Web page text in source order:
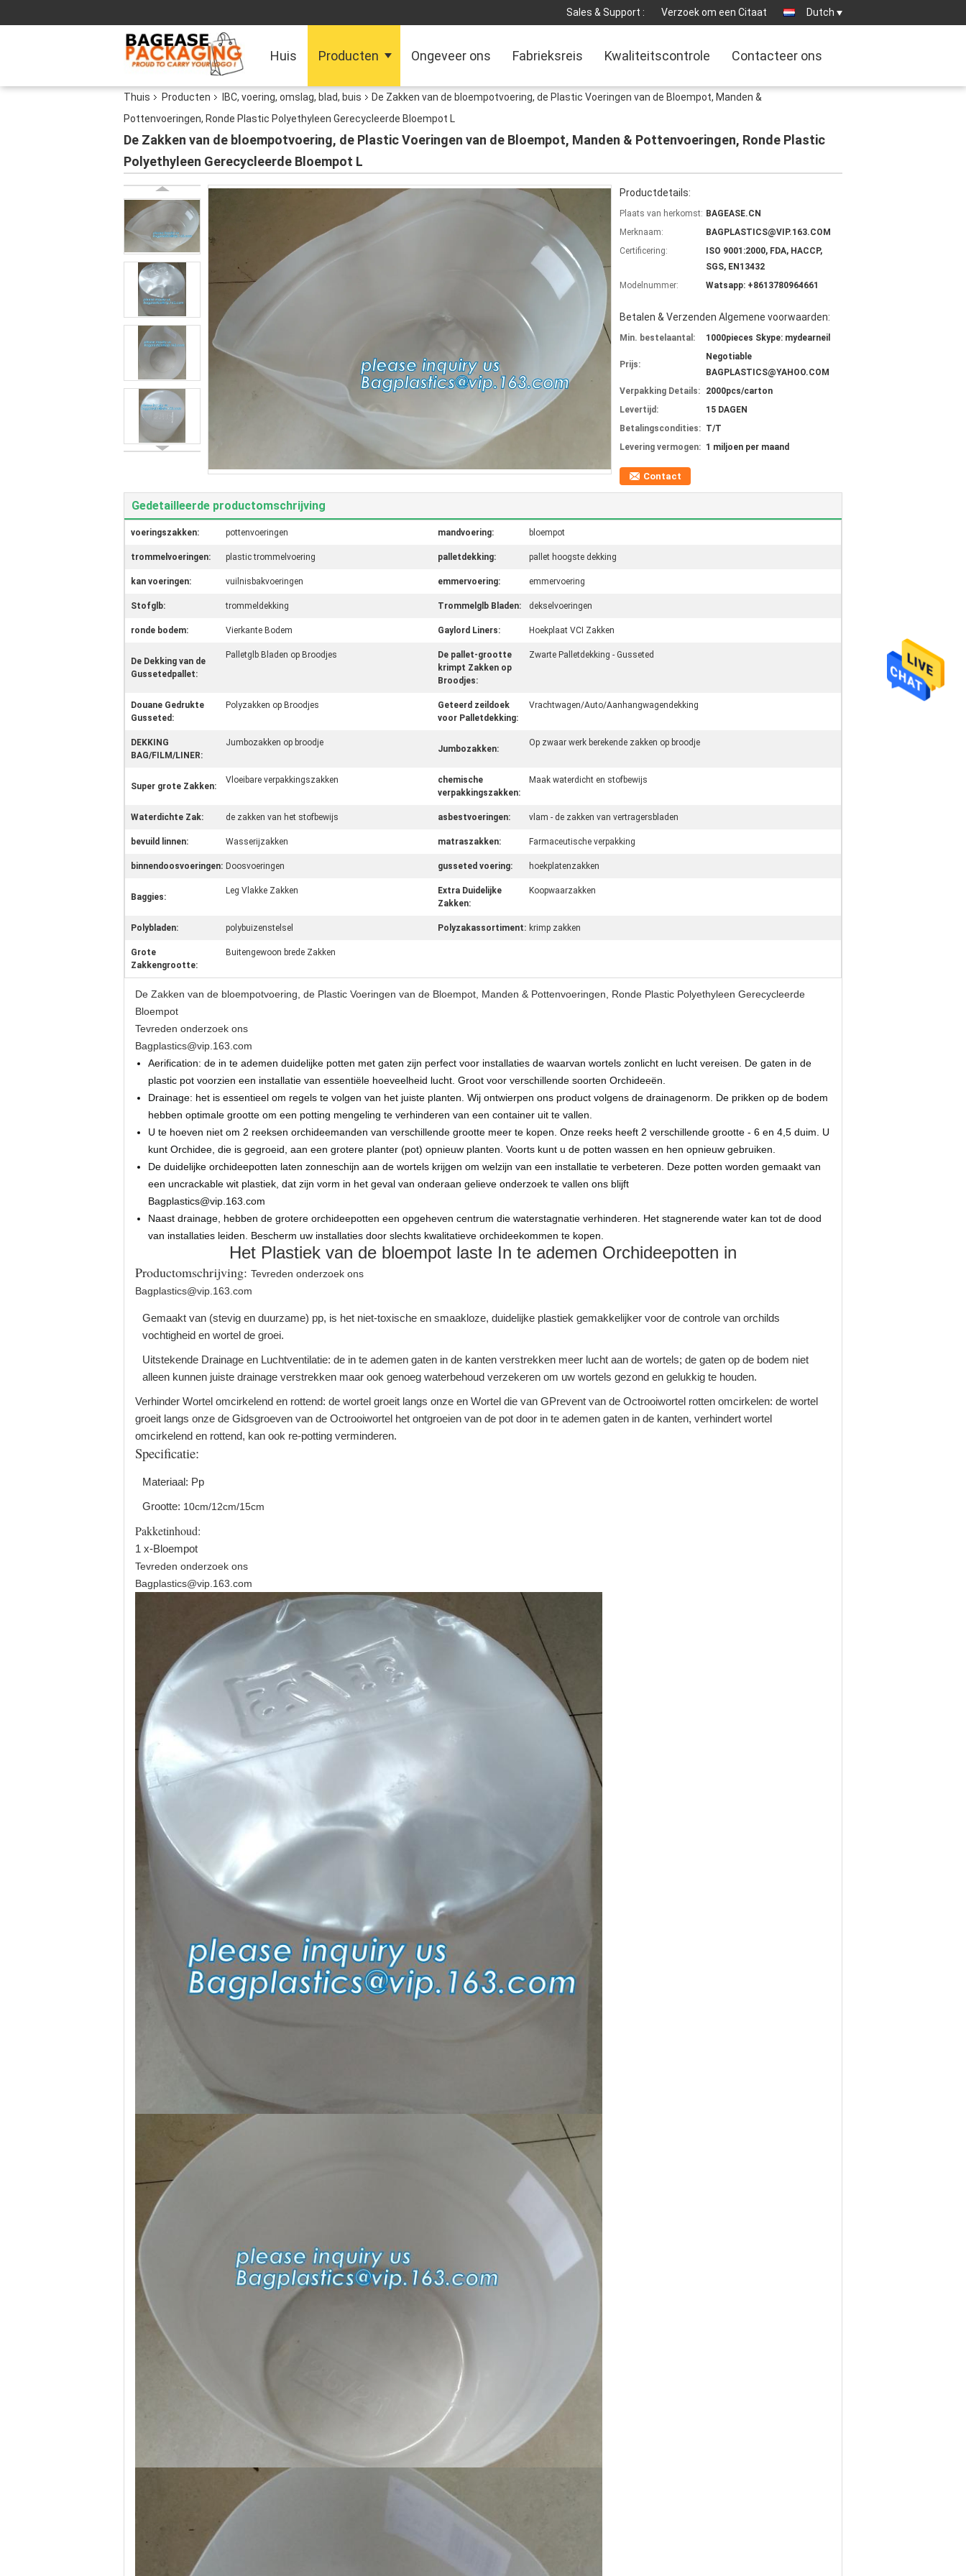
Sales & Support : Verzoek om een Citaat Dutch
Huis Producten Ongeveer ons Fabrieksreis Kwaliteitscontrole Contacteer ons
Thuis Producten IBC, voering, omslag, blad, buis
De Zakken van de bloempotvoering, de Plastic Voeringen van de Bloempot, Manden &
Pottenvoeringen, Ronde Plastic Polyethyleen Gerecycleerde Bloempot L
De Zakken van de bloempotvoering, de Plastic Voeringen van de Bloempot, Manden & Pottenvoeringen, Ronde Plastic
Polyethyleen Gerecycleerde Bloempot L
Productdetails:
Plaats van herkomst: BAGEASE.CN
Merknaam:
BAGPLASTICS@VIP.163.COM
Certificering:
ISO 9001:2000, FDA, HACCP,
SGS, EN13432
Modelnummer:
Watsapp: +8613780964661
Betalen & Verzenden Algemene voorwaarden:
Min. bestelaantal: 1000pieces Skype: mydearneil
Prijs:
Negotiable
BAGPLASTICS@YAHOO.COM
Verpakking Details:
2000pcs/carton
Levertijd:
15 DAGEN
Betalingscondities: T/T
Levering vermogen: 1 miljoen per maand
Contact
Gedetailleerde productomschrijving
voeringszakken: pottenvoeringen mandvoering: bloempot
trommelvoeringen: plastic trommelvoering palletdekking: pallet hoogste dekking
kan voeringen: vuilnisbakvoeringen emmervoering: emmervoering
Stofglb: trommeldekking Trommelglb Bladen: dekselvoeringen
ronde bodem: Vierkante Bodem Gaylord Liners: Hoekplaat VCI Zakken
De Dekking van de
Gussetedpallet:
Palletglb Bladen op Broodjes
De pallet-grootte
krimpt Zakken op
Broodjes:
Zwarte Palletdekking - Gusseted
Douane Gedrukte
Gusseted:
Polyzakken op Broodjes
Geteerd zeildoek
voor Palletdekking:
Vrachtwagen/Auto/Aanhangwagendekking
DEKKING
BAG/FILM/LINER:
Jumbozakken op broodje
Jumbozakken:
Op zwaar werk berekende zakken op broodje
Super grote Zakken:
Vloeibare verpakkingszakken
chemische
verpakkingszakken:
Maak waterdicht en stofbewijs
Waterdichte Zak: de zakken van het stofbewijs asbestvoeringen: vlam - de zakken van vertragersbladen
bevuild linnen: Wasserijzakken matraszakken: Farmaceutische verpakking
binnendoosvoeringen: Doosvoeringen gusseted voering: hoekplatenzakken
Baggies:
Leg Vlakke Zakken
Extra Duidelijke
Zakken:
Koopwaarzakken
Polybladen: polybuizenstelsel Polyzakassortiment: krimp zakken
Grote
Zakkengrootte:
Buitengewoon brede Zakken
De Zakken van de bloempotvoering, de Plastic Voeringen van de Bloempot, Manden & Pottenvoeringen, Ronde Plastic Polyethyleen Gerecycleerde
Bloempot
Tevreden onderzoek ons
Bagplastics@vip.163.com
Aerification: de in te ademen duidelijke potten met gaten zijn perfect voor installaties de waarvan wortels zonlicht en lucht vereisen. De gaten in de
plastic pot voorzien een installatie van essentiële hoeveelheid lucht. Groot voor verschillende soorten Orchideeën.
Drainage: het is essentieel om regels te volgen van het juiste planten. Wij ontwierpen ons product volgens de drainagenorm. De prikken op de bodem
hebben optimale grootte om een potting mengeling te verhinderen van een container uit te vallen.
U te hoeven niet om 2 reeksen orchideemanden van verschillende grootte meer te kopen. Onze reeks heeft 2 verschillende grootte - 6 en 4,5 duim. U
kunt Orchidee, die is gegroeid, aan een grotere planter (pot) opnieuw planten. Voorts kunt u de potten wassen en hen opnieuw gebruiken.
De duidelijke orchideepotten laten zonneschijn aan de wortels krijgen om welzijn van een installatie te verbeteren. Deze potten worden gemaakt van
een uncrackable wit plastiek, dat zijn vorm in het geval van onderaan gelieve onderzoek te vallen ons blijft
Bagplastics@vip.163.com
Naast drainage, hebben de grotere orchideepotten een opgeheven centrum die waterstagnatie verhinderen. Het stagnerende water kan tot de dood
van installaties leiden. Bescherm uw installaties door slechts kwalitatieve orchideekommen te kopen.
Het Plastiek van de bloempot laste In te ademen Orchideepotten in
Productomschrijving: Tevreden onderzoek ons
Bagplastics@vip.163.com
Gemaakt van (stevig en duurzame) pp, is het niet-toxische en smaakloze, duidelijke plastiek gemakkelijker voor de controle van orchilds
vochtigheid en wortel de groei.
Uitstekende Drainage en Luchtventilatie: de in te ademen gaten in de kanten verstrekken meer lucht aan de wortels; de gaten op de bodem niet
alleen kunnen juiste drainage verstrekken maar ook genoeg waterbehoud verzekeren om uw wortels gezond en gelukkig te houden.
Verhinder Wortel omcirkelend en rottend: de wortel groeit langs onze en Wortel die van GPrevent van de Octrooiwortel rotten omcirkelen: de wortel
groeit langs onze de Gidsgroeven van de Octrooiwortel het ontgroeien van de pot door in te ademen gaten in de kanten, verhindert wortel
omcirkelend en rottend, kan ook re-potting verminderen.
Specificatie:
Materiaal: Pp
Grootte: 10cm/12cm/15cm
Pakketinhoud:
1 x-Bloempot
Tevreden onderzoek ons
Bagplastics@vip.163.com